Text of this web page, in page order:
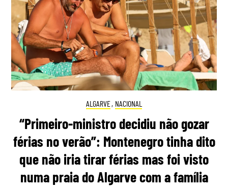
ALGARVE, NACIONAL
“Primeiro-ministro decidiu não gozar
férias no verão”: Montenegro tinha dito
que não iria tirar férias mas foi visto
numa praia do Algarve com a família